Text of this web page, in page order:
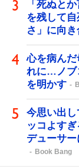
「死ぬと
を残して
さ」に向
心を病ん
れに…ノブ
を明かす
今思い出
ッコよす
デューサ
Book Bang